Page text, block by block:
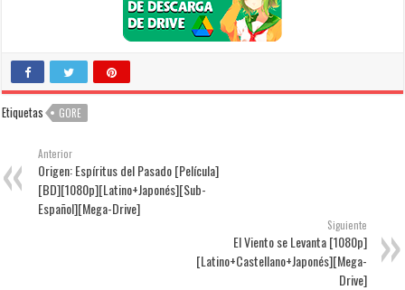
Etiquetas GORE
Anterior
Origen: Espíritus del Pasado [Película]
[BD][1080p][Latino+Japonés][Sub-
Español][Mega-Drive]
Siguiente
El Viento se Levanta [1080p]
[Latino+Castellano+Japonés][Mega-
Drive]